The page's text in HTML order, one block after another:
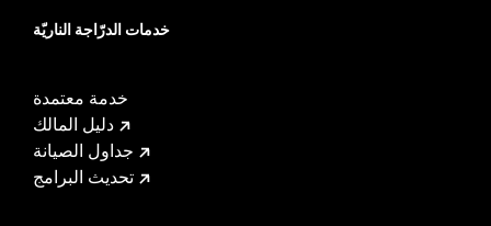
خدمات الدرّاجة الناريّة
خدمة معتمدة
دليل المالك
جداول الصيانة
تحديث البرامج